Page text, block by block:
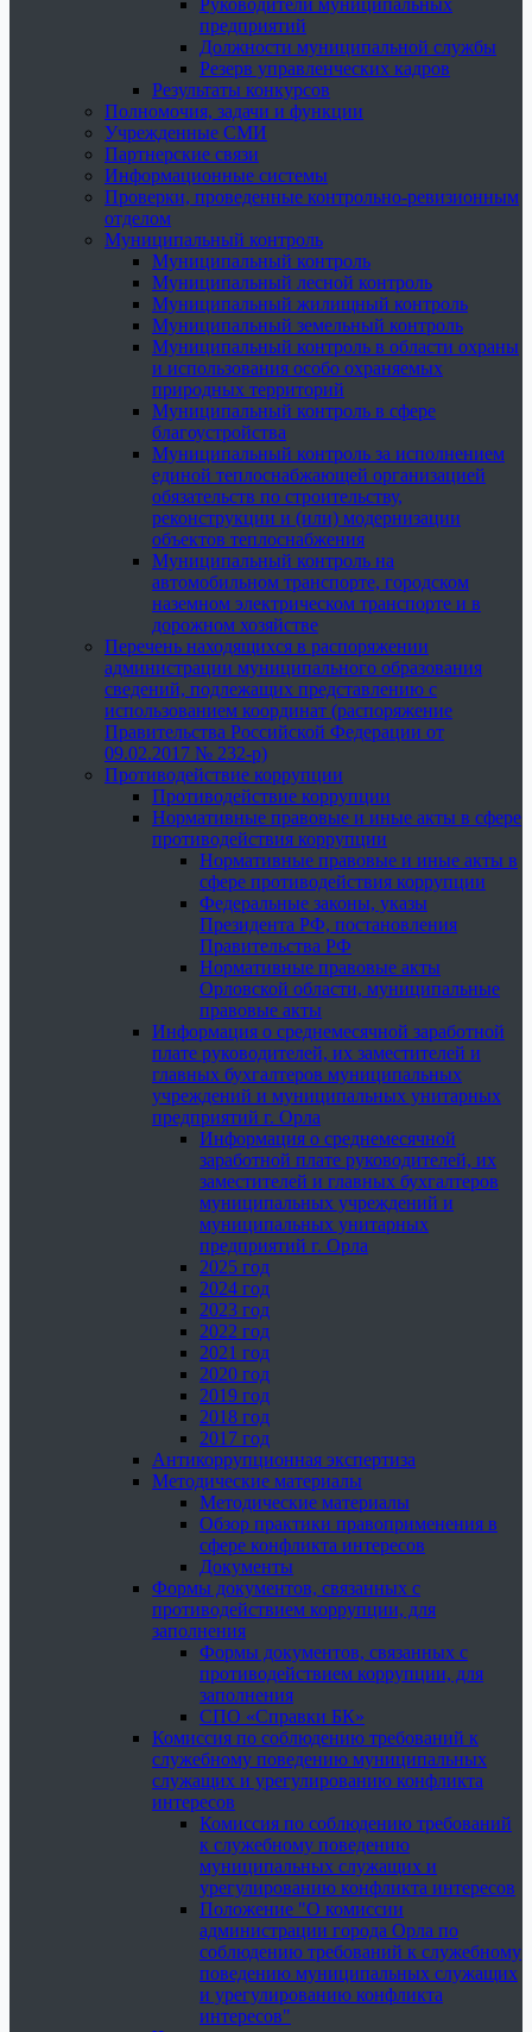
Руководители муниципальных
предприятий
Должности муниципальной службы
Резерв управленческих кадров
Результаты конкурсов
Полномочия, задачи и функции
Учрежденные СМИ
Партнерские связи
Информационные системы
Проверки, проведенные контрольно-ревизионным
отделом
Муниципальный контроль
Муниципальный контроль
Муниципальный лесной контроль
Муниципальный жилищный контроль
Муниципальный земельный контроль
Муниципальный контроль в области охраны
и использования особо охраняемых
природных территорий
Муниципальный контроль в сфере
благоустройства
Муниципальный контроль за исполнением
единой теплоснабжающей организацией
обязательств по строительству,
реконструкции и (или) модернизации
объектов теплоснабжения
Муниципальный контроль на
автомобильном транспорте, городском
наземном электрическом транспорте и в
дорожном хозяйстве
Перечень находящихся в распоряжении
администрации муниципального образования
сведений, подлежащих представлению с
использованием координат (распоряжение
Правительства Российской Федерации от
09.02.2017 № 232-р)
Противодействие коррупции
Противодействие коррупции
Нормативные правовые и иные акты в сфере
противодействия коррупции
Нормативные правовые и иные акты в
сфере противодействия коррупции
Федеральные законы, указы
Президента РФ, постановления
Правительства РФ
Нормативные правовые акты
Орловской области, муниципальные
правовые акты
Информация о среднемесячной заработной
плате руководителей, их заместителей и
главных бухгалтеров муниципальных
учреждений и муниципальных унитарных
предприятий г. Орла
Информация о среднемесячной
заработной плате руководителей, их
заместителей и главных бухгалтеров
муниципальных учреждений и
муниципальных унитарных
предприятий г. Орла
2025 год
2024 год
2023 год
2022 год
2021 год
2020 год
2019 год
2018 год
2017 год
Антикоррупционная экспертиза
Методические материалы
Методические материалы
Обзор практики правоприменения в
сфере конфликта интересов
Документы
Формы документов, связанных с
противодействием коррупции, для
заполнения
Формы документов, связанных с
противодействием коррупции, для
заполнения
СПО «Справки БК»
Комиссия по соблюдению требований к
служебному поведению муниципальных
служащих и урегулированию конфликта
интересов
Комиссия по соблюдению требований
к служебному поведению
муниципальных служащих и
урегулированию конфликта интересов
Положение "О комиссии
администрации города Орла по
соблюдению требований к служебному
поведению муниципальных служащих
и урегулированию конфликта
интересов"